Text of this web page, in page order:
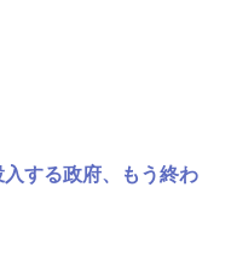
する政府、もう終わ